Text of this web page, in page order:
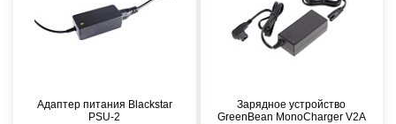
Адаптер питания Blackstar
PSU-2
Зарядное устройство
GreenBean MonoCharger V2A